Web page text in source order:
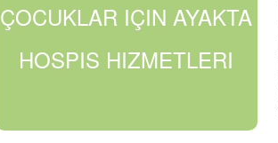
ÇOCUKLAR IÇIN AYAKTA
HOSPIS HIZMETLERI